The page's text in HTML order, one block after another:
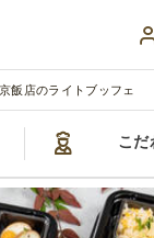
飯店のライトブッフェ
こだ